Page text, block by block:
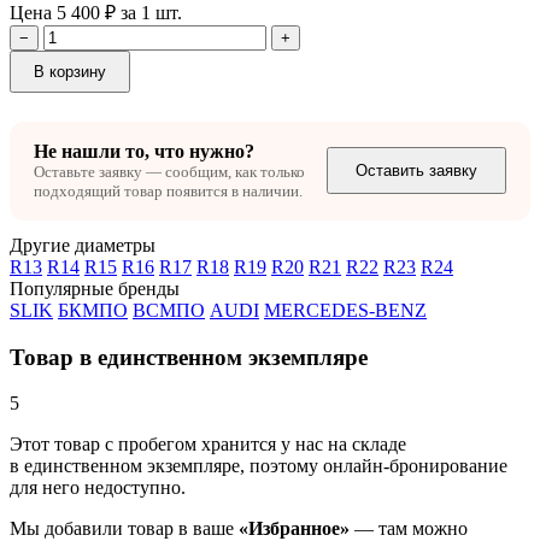
Цена 5 400 ₽ за 1 шт.
−
+
В корзину
Не нашли то, что нужно?
Оставьте заявку — сообщим, как только
подходящий товар появится в наличии.
Оставить заявку
Другие диаметры
R13 R14 R15 R16 R17 R18 R19 R20 R21 R22 R23 R24
Популярные бренды
SLIK БКМПО ВСМПО AUDI MERCEDES-BENZ
Товар в единственном экземпляре
5
Этот товар с пробегом хранится у нас на складе
в единственном экземпляре, поэтому онлайн-бронирование
для него недоступно.
Мы добавили товар в ваше «Избранное» — там можно